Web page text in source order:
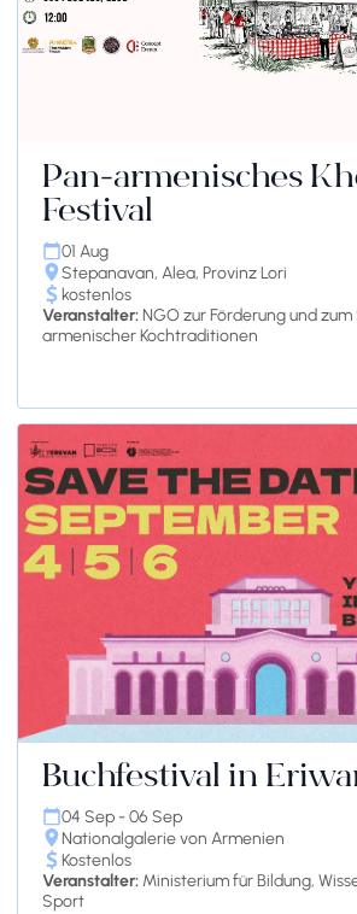
Pan-armenisches
Festival
01 Aug
Stepanavan, Alea, Provinz Lori
kostenlos
Veranstalter:NGO zur Förderung und
armenischer Kochtraditionen
Buchfestival in
04 Sep - 06 Sep
Nationalgalerie von Armenien
Kostenlos
Veranstalter: Ministerium für Bildung,
Sport